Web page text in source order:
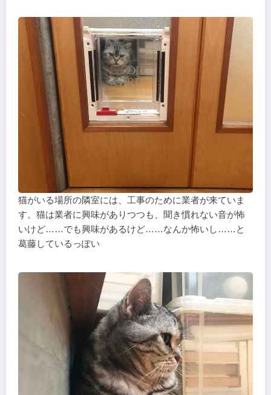
猫がいる場所の隣室には、工事のために業者が来ていま
す。猫は業者に興味がありつつも、聞き慣れない音が怖
いけど……でも興味があるけど……なんか怖いし……と
葛藤しているっぽい